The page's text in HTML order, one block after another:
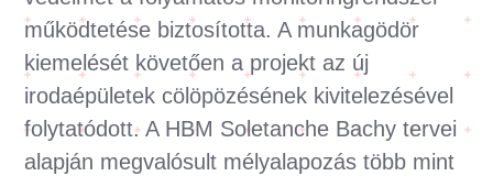
működtetése biztosította. A munkagödör
kiemelését követően a projekt az új
irodaépületek cölöpözésének kivitelezésével
folytatódott. A HBM Soletanche Bachy tervei
alapján megvalósult mélyalapozás több mint